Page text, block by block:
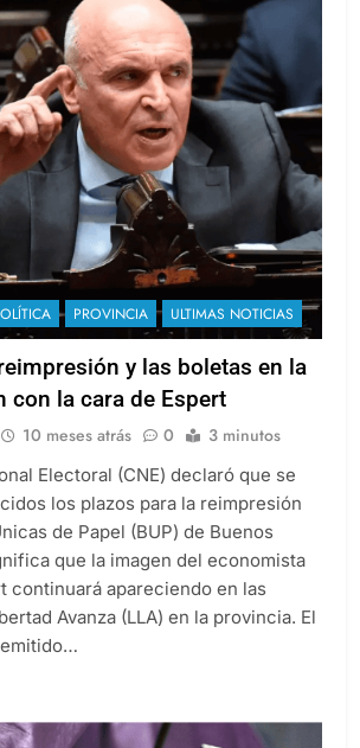
PROVINCIA ULTIMAS NOTICIAS
y las boletas en la
con la cara de Espert
10 meses atrás 0 3 minutos
Electoral (CNE) declaró que se
los plazos para la reimpresión
de Papel (BUP) de Buenos
que la imagen del economista
continuará apareciendo en las
Avanza (LLA) en la provincia. El